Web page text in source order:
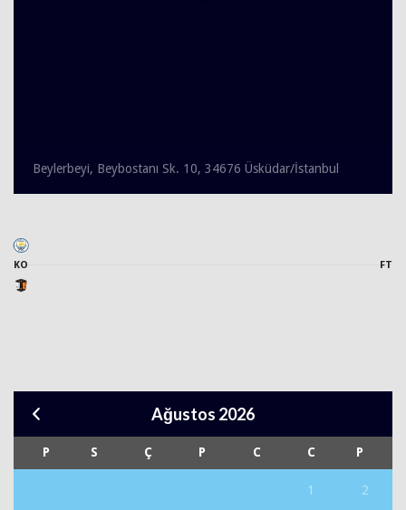
Beylerbeyi, Beybostanı Sk. 10, 34676 Üsküdar/İstanbul
KO FT
Ağustos 2026
P S Ç P C C P
1 2